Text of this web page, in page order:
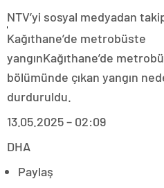
NTV’yi sosyal medyadan
Kağıthane’de metrobüste
yangınKağıthane’de
bölümünde çıkan yangın
durduruldu.
13.05.2025 – 02:09
DHA
Paylaş